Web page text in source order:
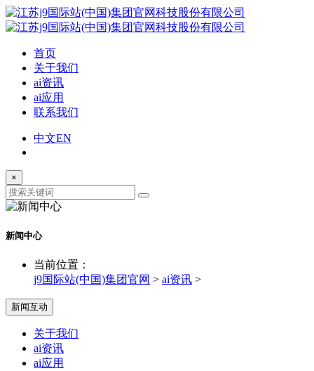
首页
关于我们
ai资讯
ai应用
联系我们
中文EN
×
新闻中心
当前位置：
j9国际站(中国)集团官网 > ai资讯 >
新闻互动
关于我们
ai资讯
ai应用